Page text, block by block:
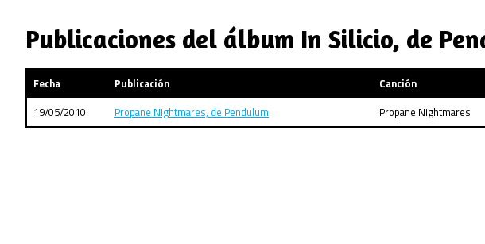
Publicaciones del álbum In Silicio, de
Fecha Publicación Canción
19/05/2010
Propane Nightmares, de Pendulum Propane Nightmares